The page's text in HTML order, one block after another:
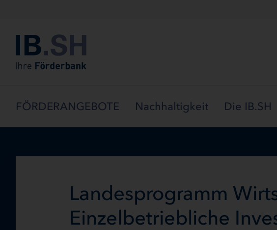
FÖRDERANGEBOTE Nachhaltigkeit Die IB.SH
Landesprogramm
Einzelbetriebliche